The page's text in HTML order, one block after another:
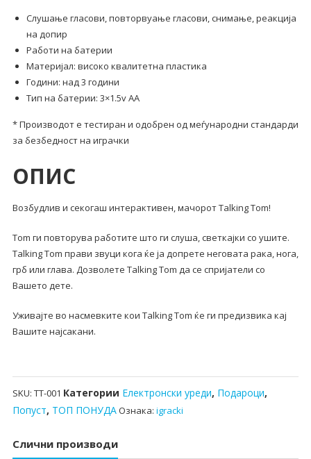
Слушање гласови, повторвуање гласови, снимање, реакција
на допир
Работи на батерии
Материјал: високо квалитетна пластика
Години: над 3 години
Тип на батерии: 3×1.5v AA
* Производот е тестиран и одобрен од меѓународни стандарди
за безбедност на играчки
ОПИС
Возбудлив и секогаш интерактивен, мачорот Talking Tom!
Tom ги повторува работите што ги слуша, светкајки со ушите.
Talking Tom прави звуци кога ќе ја допрете неговата рака, нога,
грб или глава. Дозволете Talking Тоm да се спријатели со
Вашето дете.
Уживајте во насмевките кои Talking Tom ќе ги предизвика кај
Вашите најсакани.
SKU: TT-001 Категории Електронски уреди, Подароци,
Попуст, ТОП ПОНУДАОзнака: igracki
Слични производи